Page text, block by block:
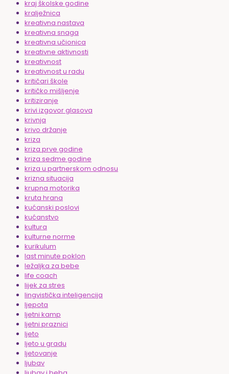
kraj školske godine
kralježnica
kreativna nastava
kreativna snaga
kreativna učionica
kreativne aktivnosti
kreativnost
kreativnost u radu
kritičari škole
kritičko mišljenje
kritiziranje
krivi izgovor glasova
krivnja
krivo držanje
kriza
kriza prve godine
kriza sedme godine
kriza u partnerskom odnosu
krizna situacija
krupna motorika
kruta hrana
kućanski poslovi
kućanstvo
kultura
kulturne norme
kurikulum
last minute poklon
ležaljka za bebe
life coach
lijek za stres
lingvistička inteligencija
ljepota
ljetni kamp
ljetni praznici
ljeto
ljeto u gradu
ljetovanje
ljubav